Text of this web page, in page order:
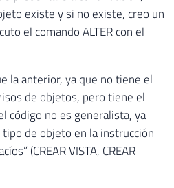
existe y si no existe, creo un
el comando ALTER con el
la anterior, ya que no tiene el
de objetos, pero tiene el
código no es generalista, ya
de objeto en la instrucción
(CREAR VISTA, CREAR